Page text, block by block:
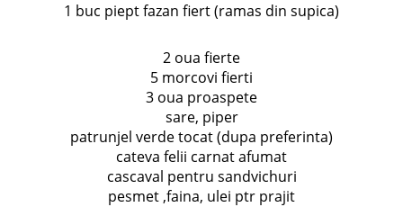
1 buc piept fazan fiert (ramas din supica)
2 oua fierte
5 morcovi fierti
3 oua proaspete
sare, piper
patrunjel verde tocat (dupa preferinta)
cateva felii carnat afumat
cascaval pentru sandvichuri
pesmet ,faina, ulei ptr prajit